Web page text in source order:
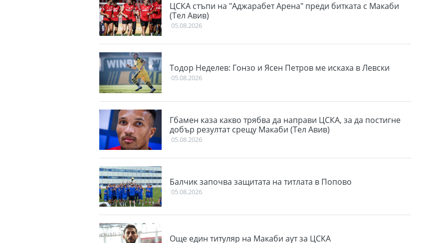
ЦСКА стъпи на "Аджарабет Арена" преди битката с Макаби
(Тел Авив)
05.08.2026
Тодор Неделев: Гонзо и Ясен Петров ме искаха в Левски
05.08.2026
Гбамен каза какво трябва да направи ЦСКА, за да постигне
добър резултат срещу Макаби (Тел Авив)
05.08.2026
Балчик започва защитата на титлата в Попово
05.08.2026
Още един титуляр на Макаби аут за ЦСКА